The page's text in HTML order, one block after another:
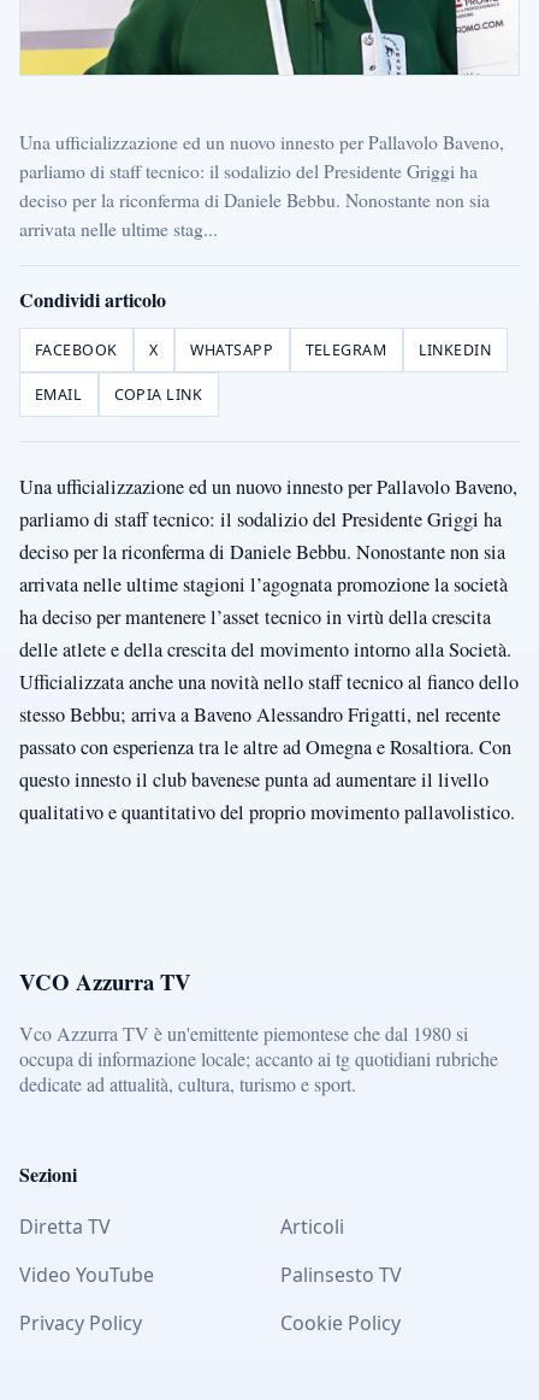
Una ufficializzazione ed un nuovo innesto per Pallavolo Baveno,
parliamo di staff tecnico: il sodalizio del Presidente Griggi ha
deciso per la riconferma di Daniele Bebbu. Nonostante non sia
arrivata nelle ultime stag...
Condividi articolo
FACEBOOK X WHATSAPP TELEGRAM LINKEDIN
EMAIL COPIA LINK
Una ufficializzazione ed un nuovo innesto per Pallavolo Baveno,
parliamo di staff tecnico: il sodalizio del Presidente Griggi ha
deciso per la riconferma di Daniele Bebbu. Nonostante non sia
arrivata nelle ultime stagioni l’agognata promozione la società
ha deciso per mantenere l’asset tecnico in virtù della crescita
delle atlete e della crescita del movimento intorno alla Società.
Ufficializzata anche una novità nello staff tecnico al fianco dello
stesso Bebbu; arriva a Baveno Alessandro Frigatti, nel recente
passato con esperienza tra le altre ad Omegna e Rosaltiora. Con
questo innesto il club bavenese punta ad aumentare il livello
qualitativo e quantitativo del proprio movimento pallavolistico.
VCO Azzurra TV
Vco Azzurra TV è un'emittente piemontese che dal 1980 si
occupa di informazione locale; accanto ai tg quotidiani rubriche
dedicate ad attualità, cultura, turismo e sport.
Sezioni
Diretta TV
Articoli
Video YouTube
Palinsesto TV
Privacy Policy
Cookie Policy